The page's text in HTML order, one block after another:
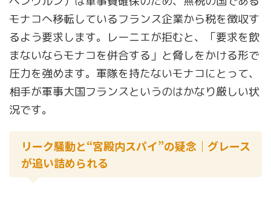
モナコへ移転しているフランス企業から税を徴収す
るよう要求します。レーニエが拒むと、「要求を飲
まないならモナコを併合する」と脅しをかける形で
圧力を強めます。軍隊を持たないモナコにとって、
相手が軍事大国フランスというのはかなり厳しい状
況です。
リーク騒動と“宮殿内スパイ”の疑念｜グレース
が追い詰められる